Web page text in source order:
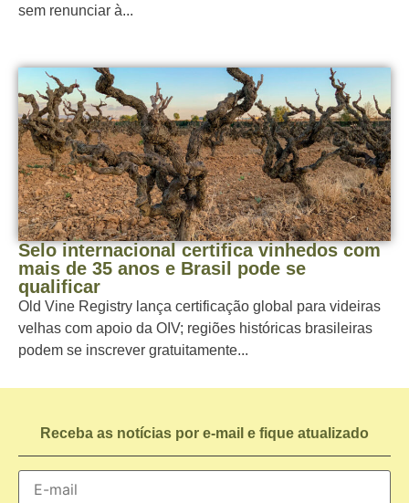
sem renunciar à...
Selo internacional certifica vinhedos com
mais de 35 anos e Brasil pode se
qualificar
Old Vine Registry lança certificação global para videiras
velhas com apoio da OIV; regiões históricas brasileiras
podem se inscrever gratuitamente...
Receba as notícias por e-mail e fique atualizado